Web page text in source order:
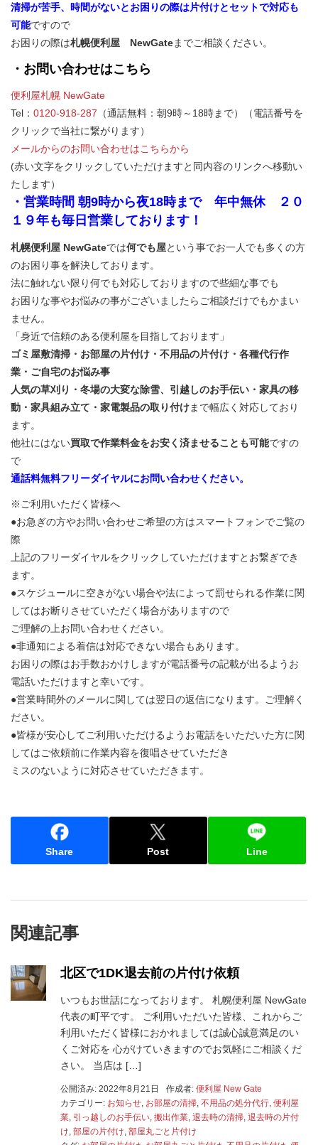
清掃が苦手、時間がないとお困りの際は片付けとセットで対応も
可能ですので
お困りの際は札幌便利屋 NewGateまでご相談ください。
・お問い合わせはこちら
便利屋札幌 NewGate
Tel： 0120-918-287 （通話無料：朝9時～18時まで）（電話番号を
クリックで当社に繋がります）
メールからのお問い合わせはこちらから
(赤い文字をクリックしていただけますと同内容のリンクへ移動い
たします）
・営業時間 朝9時から夜18時まで 年中無休 ２０
１９年も毎日営業しております！
札幌便利屋 NewGateでは何でも屋という事でお一人でも多くの方
のお困り事を解決しております。
法に触れない限り何でも対応しておりますので些細な事でも
お困りな事やお悩みの事がございましたらご相談だけでもかまい
ません。
「身近で信頼のある便利屋を目指しております」
ゴミ屋敷清掃・お部屋の片付け・不用品の片付け・各種代行作
業・ご自宅のお悩み事
人気の草刈り・冬場の大変な除雪、引越しのお手伝い・家具の移
動・家具組み立て・家電製品の取り付けまで幅広く対応しており
ます。
他社にはない買取で作業料金をお安く済ませることも可能ですの
で
通話料無料フリーダイヤルにお問い合わせください。
※ご利用いただく皆様へ
●お急ぎの方やお問い合わせご希望の方はスマートフォンでご覧の
際
上記のフリーダイヤルをクリックしていただけますとお繋ぎでき
ます。
●スケジュールに空きがない場合や法によって罰せられる作業に関
してはお断りさせていただく場合がありますので
ご理解の上お問い合わせください。
●非通知による着信は対応できない場合もあります。
お困りの際はお手数おかけしますが電話番号の記載が出るようお
電話いただけますと幸いです。
●営業時間外のメールに関しては翌日の返信になります。ご理解く
ださい。
●皆様が安心してご利用いただけるようお電話をいただいた方に関
してはご依頼前に作業内容を復唱させていただき
ミスのないように対応させていただきます。
Share Post Line
関連記事
北区で1DK退去前の片付け依頼
いつもお世話になっております。 札幌便利屋 NewGate
代表の町平です。 ご利用いただいた皆様、これからご
利用いただく皆様におかれましては誠心誠意満足のい
くご対応を 心がけていきますのでお気軽にご相談くだ
さい。 当店は […]
公開済み: 2022年8月21日 作成者: 便利屋 New Gate
カテゴリー: お知らせ, お部屋の清掃, 不用品の処分代行, 便利屋
業, 引っ越しのお手伝い, 搬出作業, 退去時の清掃, 退去時の片付
け, 部屋の片付け, 部屋丸ごと片付け